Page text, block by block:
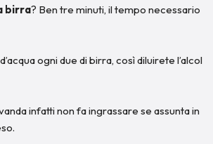
birra? Ben tre minuti, il tempo necessario
ogni due di birra, così diluirete l’alcol
infatti non fa ingrassare se assunta in